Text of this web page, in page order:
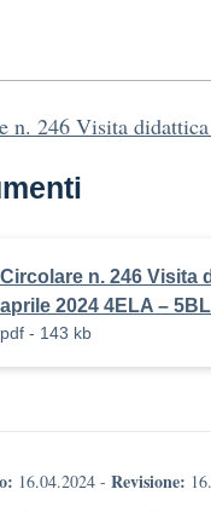
n. 246 Visita
Circolare n. 246 Visita
aprile 2024 4ELA –
pdf - 143 kb
16.04.2024 - Revisione: